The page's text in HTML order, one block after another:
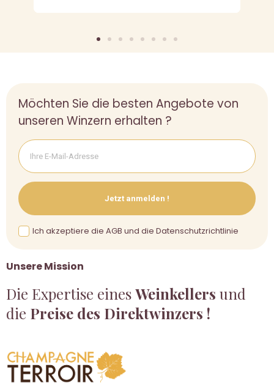
Unsere Mission
Die Expertise einesWeinkellers und
die Preise des Direktwinzers !
Möchten Sie die besten Angebote von
unseren Winzern erhalten ?
Jetzt anmelden !
Ich akzeptiere die AGB und die Datenschutzrichtlinie